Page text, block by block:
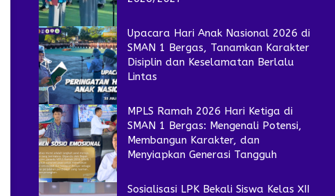
Upacara Hari Anak Nasional 2026 di
SMAN 1 Bergas, Tanamkan Karakter
Disiplin dan Keselamatan Berlalu
Lintas
MPLS Ramah 2026 Hari Ketiga di
SMAN 1 Bergas: Mengenali Potensi,
Membangun Karakter, dan
Menyiapkan Generasi Tangguh
Sosialisasi LPK Bekali Siswa Kelas XII